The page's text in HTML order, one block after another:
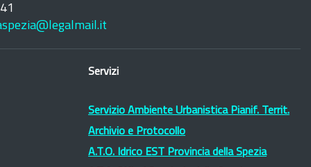
Servizi
Servizio Ambiente Urbanistica Pianif. Territ.
Archivio e Protocollo
A.T.O. Idrico EST Provincia della Spezia